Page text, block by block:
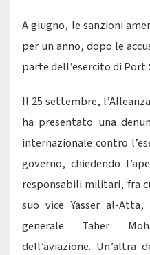
A giugno, le sanzioni
per un anno, dopo le
parte dell’esercito di Port
Il 25 settembre,
ha presentato una
internazionale contro
governo, chiedendo
responsabili militari, fra
suo vice Yasser al-
generale Taher
dell’aviazione. Un’altra